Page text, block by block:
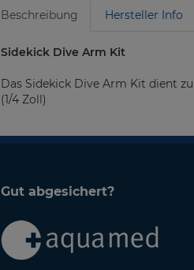
Beschreibung Hersteller Info
Sidekick Dive Arm Kit
Das Sidekick Dive Arm Kit dient
(1/4 Zoll)
Gut abgesichert?